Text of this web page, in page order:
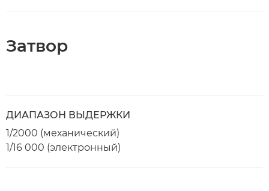
Затвор
ДИАПАЗОН ВЫДЕРЖКИ
1/2000 (механический)
1/16 000 (электронный)